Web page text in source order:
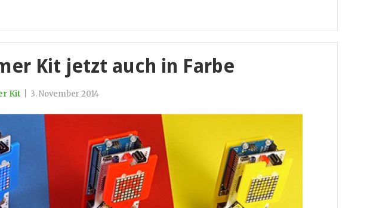
Kit jetzt auch in Farbe
Kit 3. November 2014